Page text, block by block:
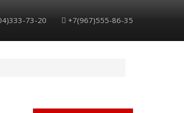
73-20 +7(967)555-86-35